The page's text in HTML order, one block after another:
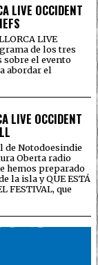
LIVE OCCIDENT
LIVE
de los tres
sobre el evento
abordar el
LIVE OCCIDENT
de Notodoesindie
Oberta radio
hemos preparado
la isla y QUE ESTÁ
FESTIVAL, que